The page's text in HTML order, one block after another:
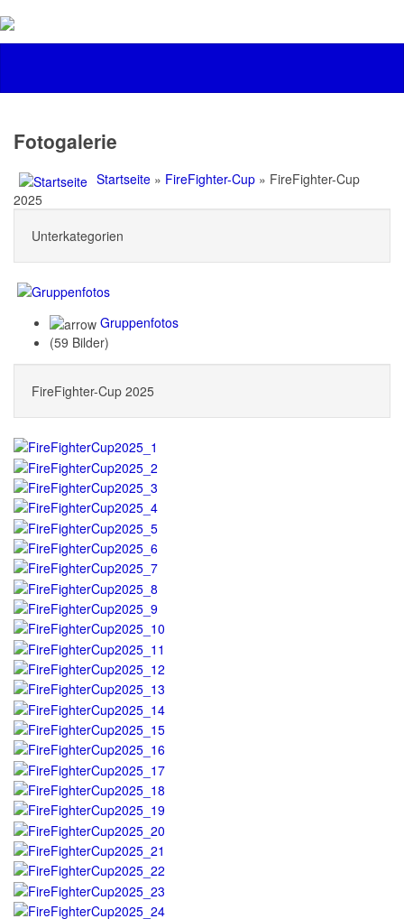
Fotogalerie
Startseite » FireFighter-Cup » FireFighter-Cup
2025
Unterkategorien
Gruppenfotos
(59 Bilder)
FireFighter-Cup 2025